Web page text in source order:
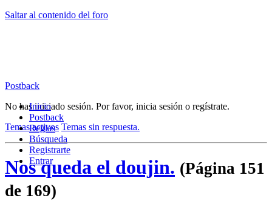
Saltar al contenido del foro
Postback
Inicio
Postback
Reglas
Búsqueda
Registrarte
Entrar
No has iniciado sesión. Por favor, inicia sesión o regístrate.
Temas activos Temas sin respuesta.
Nos queda el doujin. (Página 151
de 169)